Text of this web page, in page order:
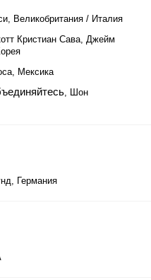
Великобритания / Италия
Кристиан Сава, Джейм
Мексика
, Шон
Германия